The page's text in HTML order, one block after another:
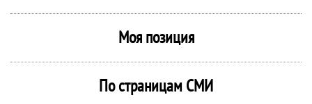
Моя позиция
По страницам СМИ